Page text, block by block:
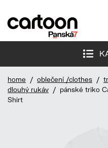
home / oblečení /clothes /
dlouhý rukáv / pánské triko
Shirt